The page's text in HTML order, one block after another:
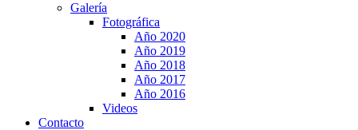
Galería
Fotográfica
Año 2020
Año 2019
Año 2018
Año 2017
Año 2016
Videos
Contacto